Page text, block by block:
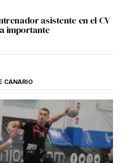
asistente en el CV
importante
CANARIO